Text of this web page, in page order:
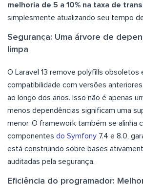
melhoria de 5 a 10% na taxa de
simplesmente atualizando seu tempo
Segurança: Uma árvore de
limpa
O Laravel 13 remove polyfills obsoletos
compatibilidade com versões
ao longo dos anos. Isso não é apenas
menos dependências significam uma
menor. O framework também se alinha
componentes do Symfony 7.4 e 8.0,
está construindo sobre bases
auditadas pela segurança.
Eficiência do programador: